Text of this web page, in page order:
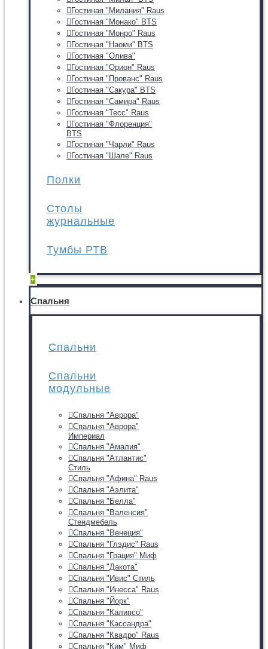
Гостиная "Милания" Raus
Гостиная "Монако" BTS
Гостиная "Монро" Raus
Гостиная "Наоми" BTS
Гостиная "Олива"
Гостиная "Орион" Raus
Гостиная "Прованс" Raus
Гостиная "Сакура" BTS
Гостиная "Самира" Raus
Гостиная "Тесс" Raus
Гостиная "Флоренция"
BTS
Гостиная "Чарли" Raus
Гостиная "Шале" Raus
Полки
Столы
журнальные
Тумбы РТВ
+
Спальня
Спальни
Спальни
модульные
Спальня "Аврора"
Спальня "Аврора"
Империал
Спальня "Амалия"
Спальня "Атлантис"
Стиль
Спальня "Афина" Raus
Спальня "Аэлита"
Спальня "Белла"
Спальня "Валенсия"
Стендмебель
Спальня "Венеция"
Спальня "Глэдис" Raus
Спальня "Грация" Миф
Спальня "Дакота"
Спальня "Ивис" Стиль
Спальня "Инесса" Raus
Спальня "Йорк"
Спальня "Калипсо"
Спальня "Кассандра"
Спальня "Квадро" Raus
Спальня "Ким" Миф